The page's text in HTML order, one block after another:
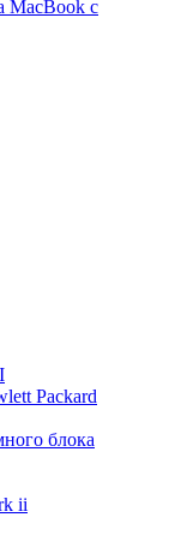
MacBook с
Packard
блока
ii